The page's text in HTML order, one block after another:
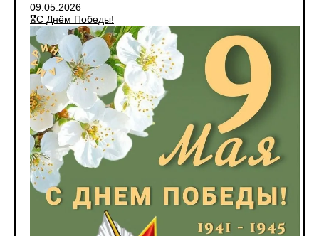
09.05.2026
🎖️С Днём Победы!